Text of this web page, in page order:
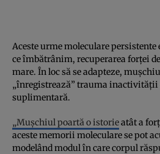
Aceste urme moleculare persistente
ce îmbătrânim, recuperarea forței
mare. În loc să se adapteze,
„înregistrează” trauma inactivității
suplimentară.
„Mușchiul poartă o istorieatât a
aceste memorii moleculare se pot
modelând modul în care corpul